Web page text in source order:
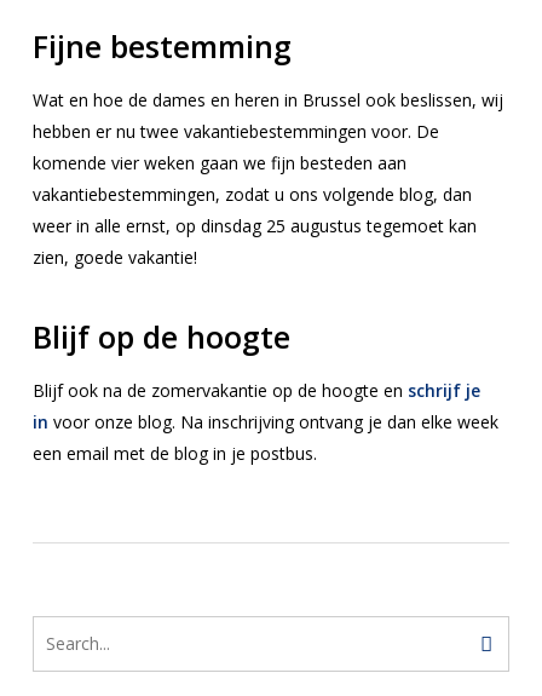
Fijne bestemming
Wat en hoe de dames en heren in Brussel ook beslissen, wij
hebben er nu twee vakantiebestemmingen voor. De
komende vier weken gaan we fijn besteden aan
vakantiebestemmingen, zodat u ons volgende blog, dan
weer in alle ernst, op dinsdag 25 augustus tegemoet kan
zien, goede vakantie!
Blijf op de hoogte
Blijf ook na de zomervakantie op de hoogte en schrijf je
in voor onze blog. Na inschrijving ontvang je dan elke week
een email met de blog in je postbus.